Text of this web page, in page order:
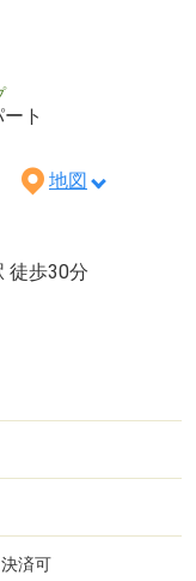
ト
地図
徒歩30分
済可